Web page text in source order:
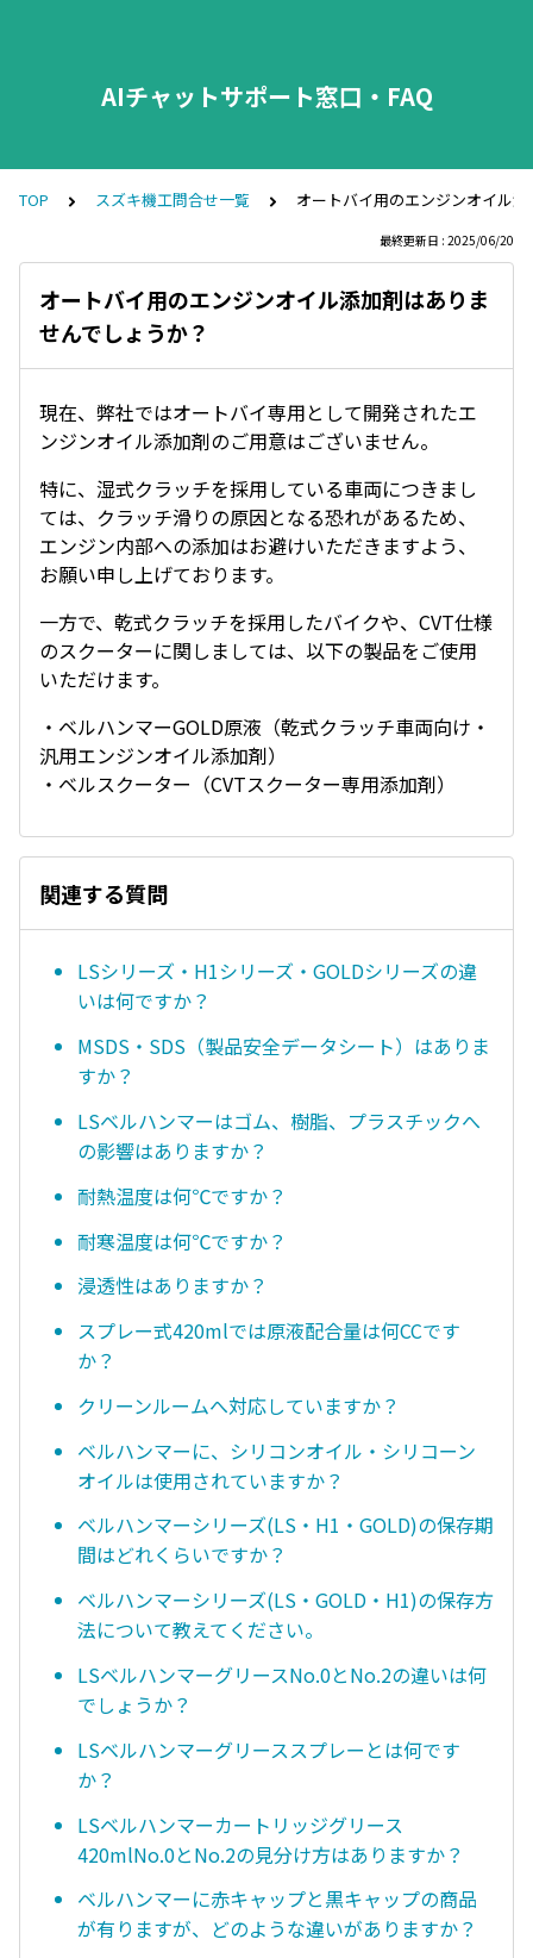
AIチャットサポート窓口・FAQ
TOP スズキ機工問合せ一覧 オートバイ用のエンジンオイル
最終更新日 : 2025/06/20
オートバイ用のエンジンオイル添加剤はありま
せんでしょうか？
現在、弊社ではオートバイ専用として開発されたエ
ンジンオイル添加剤のご用意はございません。
特に、湿式クラッチを採用している車両につきまし
ては、クラッチ滑りの原因となる恐れがあるため、
エンジン内部への添加はお避けいただきますよう、
お願い申し上げております。
一方で、乾式クラッチを採用したバイクや、CVT仕様
のスクーターに関しましては、以下の製品をご使用
いただけます。
・ベルハンマーGOLD原液（乾式クラッチ車両向け・
汎用エンジンオイル添加剤）
・ベルスクーター（CVTスクーター専用添加剤）
関連する質問
LSシリーズ・H1シリーズ・GOLDシリーズの違
いは何ですか？
MSDS・SDS（製品安全データシート）はありま
すか？
LSベルハンマーはゴム、樹脂、プラスチックへ
の影響はありますか？
耐熱温度は何℃ですか？
耐寒温度は何℃ですか？
浸透性はありますか？
スプレー式420mlでは原液配合量は何CCです
か？
クリーンルームへ対応していますか？
ベルハンマーに、シリコンオイル・シリコーン
オイルは使用されていますか？
ベルハンマーシリーズ(LS・H1・GOLD)の保存期
間はどれくらいですか？
ベルハンマーシリーズ(LS・GOLD・H1)の保存方
法について教えてください。
LSベルハンマーグリースNo.0とNo.2の違いは何
でしょうか？
LSベルハンマーグリーススプレーとは何です
か？
LSベルハンマーカートリッジグリース
420mlNo.0とNo.2の見分け方はありますか？
ベルハンマーに赤キャップと黒キャップの商品
が有りますが、どのような違いがありますか？